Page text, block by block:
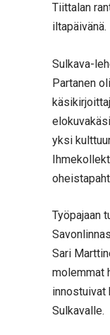
Tiittalan
iltapäivänä.
Sulkava-
Partanen
yksi
Työpajaan
Sari
molemmat
innostuivat
Sulkavalle.